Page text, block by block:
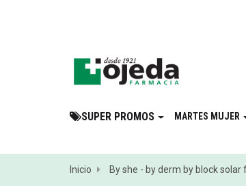
SUPER PROMOS MARTES MUJER
Inicio By she - by derm by block